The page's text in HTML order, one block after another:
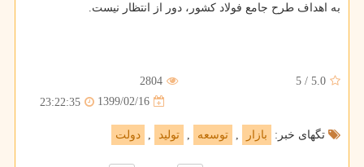
به اهداف طرح جامع فولاد کشور، دور از انتظار نیست.
5.0
/
5
2804
1399/02/16
23:22:35
تگهای خبر: بازار توسعه تولید دولت